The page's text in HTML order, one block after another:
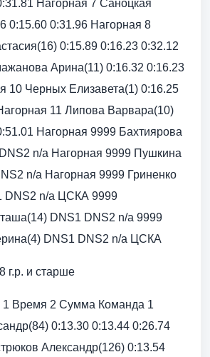
Нагорная 7 Саноцкая
0:15.60 0:31.96 Нагорная 8
0:15.89 0:16.23 0:32.12
Арина(11) 0:16.32 0:16.23
10 Черных Елизавета(1) 0:16.25
11 Липова Варвара(10)
Нагорная 9999 Бахтиярова
n/a Нагорная 9999 Пушкина
n/a Нагорная 9999 Гриненко
DNS2 n/a ЦСКА 9999
DNS1 DNS2 n/a 9999
DNS1 DNS2 n/a ЦСКА
г.р. и старше
1 Время 2 Сумма Команда 1
0:13.30 0:13.44 0:26.74
Александр(126) 0:13.54